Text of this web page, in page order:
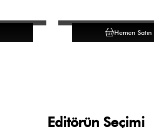
Hemen Satın
Editörün Seçimi